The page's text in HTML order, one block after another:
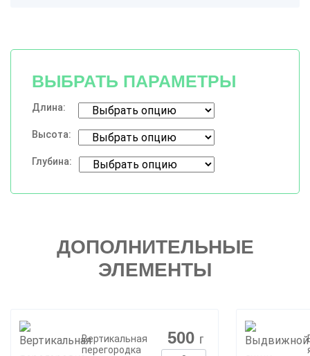
ВЫБРАТЬ ПАРАМЕТРЫ
Длина:
Высота:
Глубина:
ДОПОЛНИТЕЛЬНЫЕ
ЭЛЕМЕНТЫ
Вертикальная
перегородка
500 г